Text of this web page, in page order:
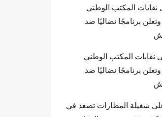
نقابات المكتب الوطني
برنامجًا نضاليًا ضد
نقابات المكتب الوطني
برنامجًا نضاليًا ضد
شغيلة المطارات تصعد في